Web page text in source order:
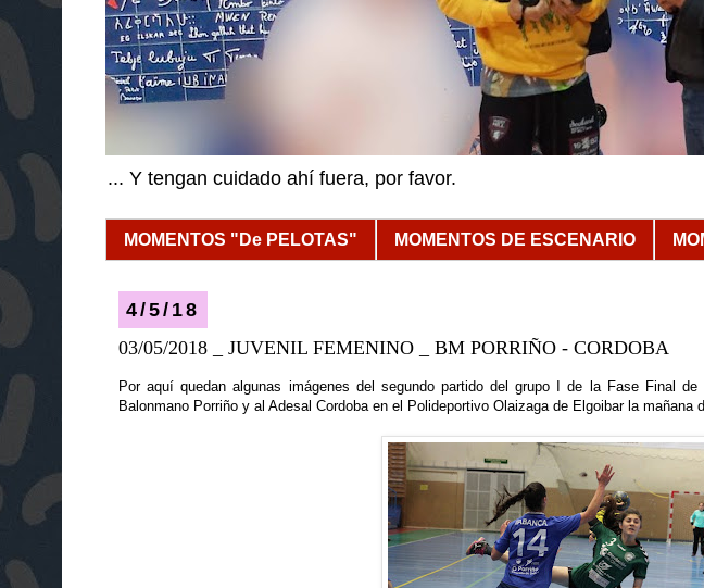
... Y tengan cuidado ahí fuera, por favor.
MOMENTOS "De PELOTAS" MOMENTOS DE ESCENARIO
4/5/18
03/05/2018 _ JUVENIL FEMENINO _ BM PORRIÑO - CORDOBA
Por aquí quedan algunas imágenes del segundo partido del grupo I de la Fase Final
Balonmano Porriño y al Adesal Cordoba en el Polideportivo Olaizaga de Elgoibar la mañana